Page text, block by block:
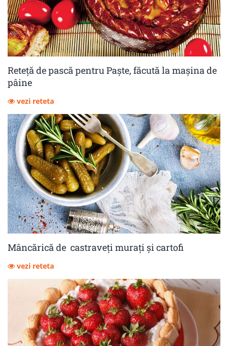
Reteță de pască pentru Paște, făcută la mașina de
pâine
vezi reteta
Mâncărică de castraveţi muraţi şi cartofi
vezi reteta